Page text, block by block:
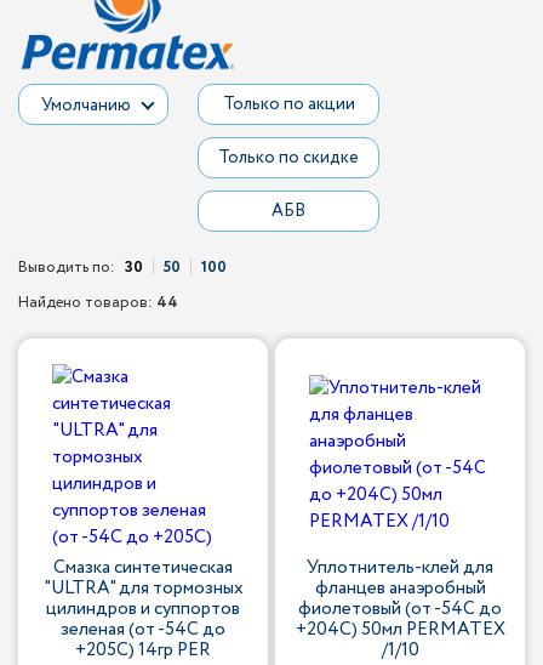
Умолчанию Только по акции
Только по скидке
АБВ
Выводить по: 30 50
100
Найдено товаров: 44
Смазка синтетическая
"ULTRA" для тормозных
цилиндров и суппортов
зеленая (от -54С до
+205С) 14гр PER
Уплотнитель-клей для
фланцев анаэробный
фиолетовый (от -54С до
+204С) 50мл PERMATEX
/1/10